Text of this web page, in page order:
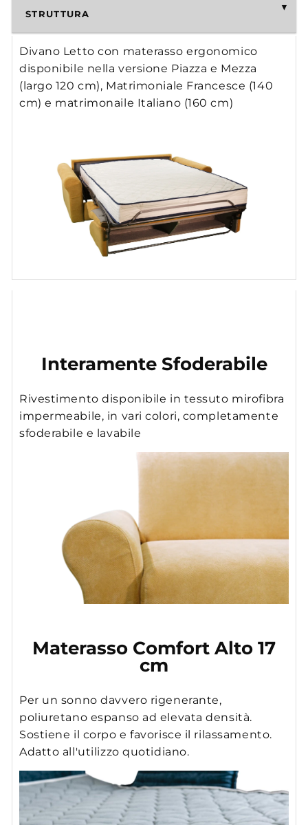
STRUTTURA
Divano Letto con materasso ergonomico
disponibile nella versione Piazza e Mezza
(largo 120 cm), Matrimoniale Francesce (140
cm) e matrimonaile Italiano (160 cm)
Interamente Sfoderabile
Rivestimento disponibile in tessuto mirofibra
impermeabile, in vari colori, completamente
sfoderabile e lavabile
Materasso Comfort Alto 17
cm
Per un sonno davvero rigenerante,
poliuretano espanso ad elevata densità.
Sostiene il corpo e favorisce il rilassamento.
Adatto all'utilizzo quotidiano.